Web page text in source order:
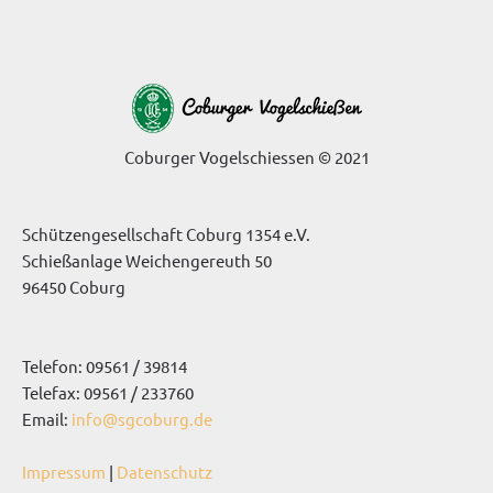
Coburger Vogelschiessen © 2021
Schützengesellschaft Coburg 1354 e.V.
Schießanlage Weichengereuth 50
96450 Coburg
Telefon: 09561 / 39814
Telefax: 09561 / 233760
Email: info@sgcoburg.de
Impressum | Datenschutz